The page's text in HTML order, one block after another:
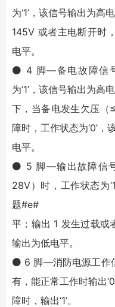
为‘1’，该信号输出为高
145V 或者主电断开时
电平。
⚫ 4 脚—备电故障信
为‘1’，该信号输出为高
下，当备电发生欠压（
障时，工作状态为‘0’，
电平。
⚫ 5 脚—输出故障信
28V）时，工作状态为
题#e#
平；输出 1 发生过载或
输出为低电平。
⚫ 6 脚—消防电源工作
有，能正常工作时输出
障时，输出‘1’。